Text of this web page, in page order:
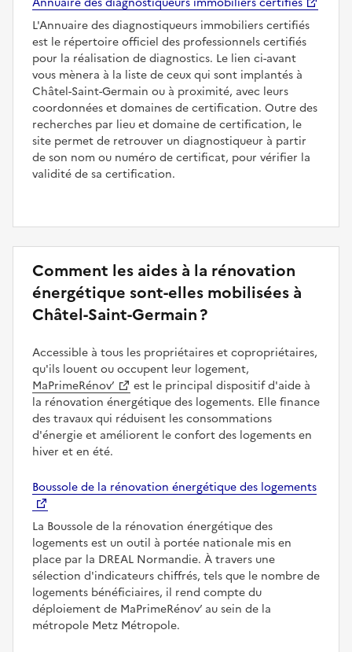
L'Annuaire des diagnostiqueurs immobiliers certifiés
est le répertoire officiel des professionnels certifiés
pour la réalisation de diagnostics. Le lien ci-avant
vous mènera à la liste de ceux qui sont implantés à
Châtel-Saint-Germain ou à proximité, avec leurs
coordonnées et domaines de certification. Outre des
recherches par lieu et domaine de certification, le
site permet de retrouver un diagnostiqueur à partir
de son nom ou numéro de certificat, pour vérifier la
validité de sa certification.
Comment les aides à la rénovation
énergétique sont-elles mobilisées à
Châtel-Saint-Germain ?
Accessible à tous les propriétaires et copropriétaires,
qu'ils louent ou occupent leur logement,
MaPrimeRénov’
est le principal dispositif d'aide à
la rénovation énergétique des logements. Elle finance
des travaux qui réduisent les consommations
d'énergie et améliorent le confort des logements en
hiver et en été.
Boussole de la rénovation énergétique des logements
La Boussole de la rénovation énergétique des
logements est un outil à portée nationale mis en
place par la DREAL Normandie. À travers une
sélection d'indicateurs chiffrés, tels que le nombre de
logements bénéficiaires, il rend compte du
déploiement de MaPrimeRénov’ au sein de la
métropole Metz Métropole.